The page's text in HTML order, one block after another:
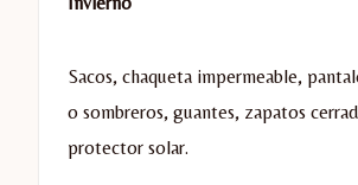
Sacos, chaqueta impermeable,
o sombreros, guantes, zapatos
protector solar.